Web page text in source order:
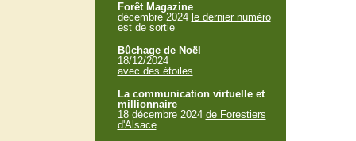
Forêt Magazine
décembre 2024 le dernier numéro
est de sortie
Bûchage de Noël
18/12/2024
avec des étoiles
La communication virtuelle et
millionnaire
18 décembre 2024 de Forestiers
d'Alsace